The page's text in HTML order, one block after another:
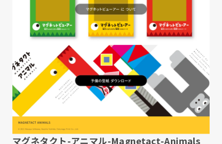
マグネタクト-アニマル-Magnetact-Animals